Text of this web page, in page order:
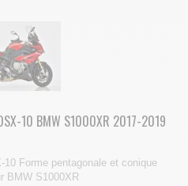
10 BMW S1000XR 2017-2019
Forme pentagonale et conique
BMW S1000XR